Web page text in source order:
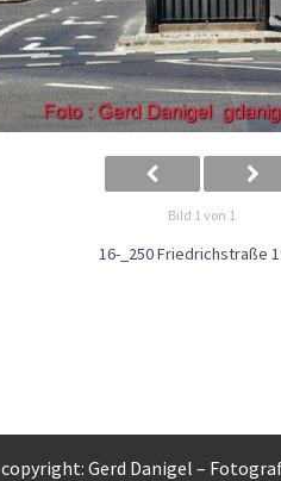
Bild 1 von 1
16-_250 Friedrichstraße
copyright: Gerd Danigel –